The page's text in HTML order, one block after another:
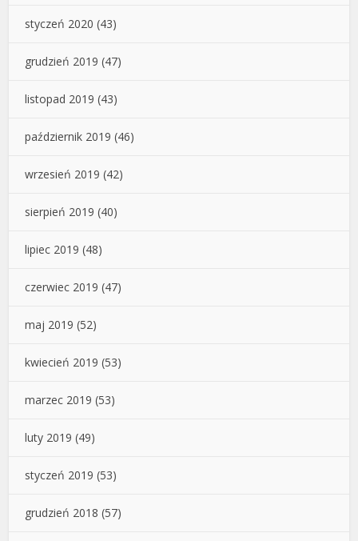
styczeń 2020 (43)
grudzień 2019 (47)
listopad 2019 (43)
październik 2019 (46)
wrzesień 2019 (42)
sierpień 2019 (40)
lipiec 2019 (48)
czerwiec 2019 (47)
maj 2019 (52)
kwiecień 2019 (53)
marzec 2019 (53)
luty 2019 (49)
styczeń 2019 (53)
grudzień 2018 (57)